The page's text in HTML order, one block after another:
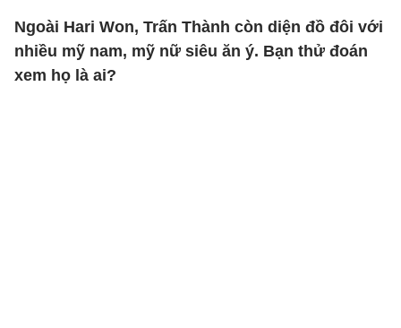
Ngoài Hari Won, Trấn Thành còn diện đồ đôi với
nhiều mỹ nam, mỹ nữ siêu ăn ý. Bạn thử đoán
xem họ là ai?